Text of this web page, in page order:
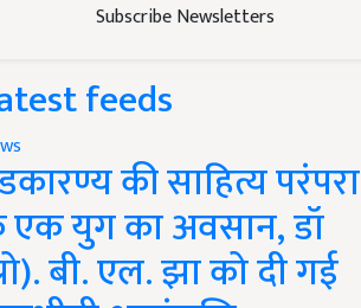
Subscribe Newsletters
feeds
की साहित्य परंपरा
युग का अवसान, डॉ
बी. एल. झा को दी गई